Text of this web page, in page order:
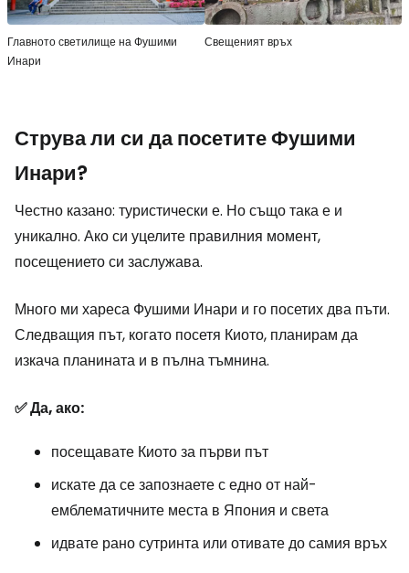
Главното светилище на Фушими
Инари
Свещеният връх
Струва ли си да посетите Фушими
Инари?
Честно казано: туристически е. Но също така е и
уникално. Ако си уцелите правилния момент,
посещението си заслужава.
Много ми хареса Фушими Инари и го посетих два пъти.
Следващия път, когато посетя Киото, планирам да
изкача планината и в пълна тъмнина.
✅ Да, ако:
посещавате Киото за първи път
искате да се запознаете с едно от най-
емблематичните места в Япония и света
идвате рано сутринта или отивате до самия връх